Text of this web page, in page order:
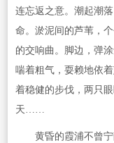
连忘返之意。潮起潮
命。淤泥间的芦苇，
的交响曲。脚边，弹
喘着粗气，耍赖地依
着稳健的步伐，两只
天……
黄昏的霞浦不曾宁